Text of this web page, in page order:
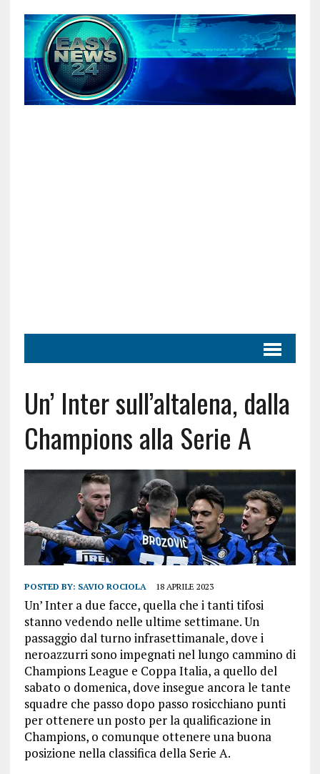
Un’ Inter sull’altalena, dalla
Champions alla Serie A
POSTED BY: SAVIO ROCIOLA 18 APRILE 2023
Un’ Inter a due facce, quella che i tanti tifosi
stanno vedendo nelle ultime settimane. Un
passaggio dal turno infrasettimanale, dove i
neroazzurri sono impegnati nel lungo cammino di
Champions League e Coppa Italia, a quello del
sabato o domenica, dove insegue ancora le tante
squadre che passo dopo passo rosicchiano punti
per ottenere un posto per la qualificazione in
Champions, o comunque ottenere una buona
posizione nella classifica della Serie A.